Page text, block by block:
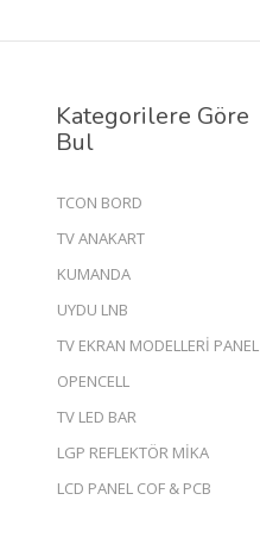
Kategorilere Göre
Bul
TCON BORD
TV ANAKART
KUMANDA
UYDU LNB
TV EKRAN MODELLERİ PANEL
OPENCELL
TV LED BAR
LGP REFLEKTÖR MİKA
LCD PANEL COF & PCB